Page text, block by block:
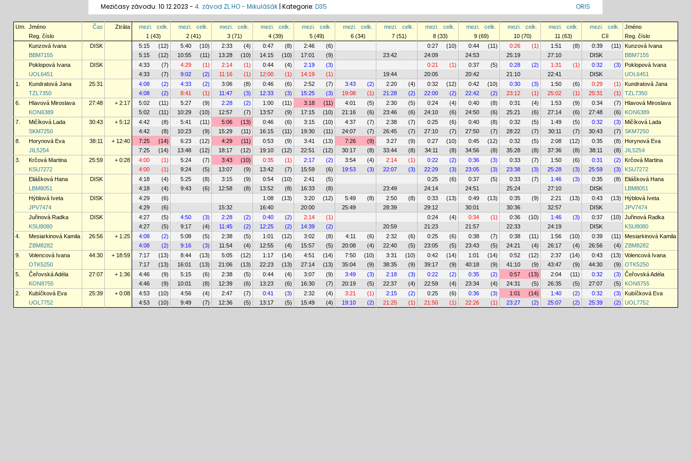
Mezičasy závodu: 10.12.2023 - 4. závod ZL HO - Mikulášák | Kategorie: D35 ORIS
Um. Jméno Čas Ztráta mezi. celk. mezi. celk. mezi. celk. mezi. celk. mezi. celk. mezi. celk. mezi. celk. mezi. celk. mezi. celk. mezi. celk. mezi. celk. mezi. celk.
Jméno
Reg. číslo
1 (43) 2 (41) 3 (71) 4 (39) 5 (49) 6 (34) 7 (51) 8 (33) 9 (69) 10 (70) 11 (63) Cíl
Reg. číslo
Kunzová Ivana
DISK 5:15 (12) 5:40 (10) 2:33 (4) 0:47 (8) 2:46 (6) 0:27 (10) 0:44 (11) 0:26 (1) 1:51 (8) 0:39 (11)
Kunzová Ivana
BBM7155
5:15 (12) 10:55 (11) 13:28 (10) 14:15 (10) 17:01 (9) 23:42 24:09 24:53 25:19 27:10 DISK
BBM7155
Poklopová Ivana
DISK 4:33 (7) 4:29 (1) 2:14 (1) 0:44 (4) 2:19 (3) 0:21 (1) 0:37 (5) 0:28 (2) 1:31 (1) 0:32 (3)
Poklopová Ivana
UOL6451
4:33 (7) 9:02 (2) 11:16 (1) 12:00 (1) 14:19 (1) 19:44 20:05 20:42 21:10 22:41 DISK
UOL6451
1.
Kundratová Jana 25:31 4:08 (2) 4:33 (2) 3:06 (8) 0:46 (6) 2:52 (7) 3:43 (2) 2:20 (4) 0:32 (12) 0:42 (10) 0:30 (3) 1:50 (6) 0:29 (1)
Kundratová Jana
TZL7350
4:08 (2) 8:41 (1) 11:47 (3) 12:33 (3) 15:25 (3) 19:08 (1) 21:28 (2) 22:00 (2) 22:42 (2) 23:12 (1) 25:02 (1) 25:31 (1)
TZL7350
6.
Hlavová Miroslava 27:48 + 2:17 5:02 (11) 5:27 (9) 2:28 (2) 1:00 (11) 3:18 (11) 4:01 (5) 2:30 (5) 0:24 (4) 0:40 (8) 0:31 (4) 1:53 (9) 0:34 (7)
Hlavová Miroslava
KON6389
5:02 (11) 10:29 (10) 12:57 (7) 13:57 (9) 17:15 (10) 21:16 (6) 23:46 (6) 24:10 (6) 24:50 (6) 25:21 (6) 27:14 (6) 27:48 (6)
KON6389
7.
Mičíková Lada 30:43 + 5:12 4:42 (8) 5:41 (11) 5:06 (13) 0:46 (6) 3:15 (10) 4:37 (7) 2:38 (7) 0:25 (6) 0:40 (8) 0:32 (5) 1:49 (5) 0:32 (3)
Mičíková Lada
SKM7250
4:42 (8) 10:23 (9) 15:29 (11) 16:15 (11) 19:30 (11) 24:07 (7) 26:45 (7) 27:10 (7) 27:50 (7) 28:22 (7) 30:11 (7) 30:43 (7)
SKM7250
8.
Horynová Eva 38:11 + 12:40 7:25 (14) 6:23 (12) 4:29 (11) 0:53 (9) 3:41 (13) 7:26 (9) 3:27 (9) 0:27 (10) 0:45 (12) 0:32 (5) 2:08 (12) 0:35 (8)
Horynová Eva
JIL5254
7:25 (14) 13:48 (12) 18:17 (12) 19:10 (12) 22:51 (12) 30:17 (8) 33:44 (8) 34:11 (8) 34:56 (8) 35:28 (8) 37:36 (8) 38:11 (8)
JIL5254
3.
Krčová Martina 25:59 + 0:28 4:00 (1) 5:24 (7) 3:43 (10) 0:35 (1) 2:17 (2) 3:54 (4) 2:14 (1) 0:22 (2) 0:36 (3) 0:33 (7) 1:50 (6) 0:31 (2)
Krčová Martina
KSU7272
4:00 (1) 9:24 (5) 13:07 (9) 13:42 (7) 15:59 (6) 19:53 (3) 22:07 (3) 22:29 (3) 23:05 (3) 23:38 (3) 25:28 (3) 25:59 (3)
KSU7272
Eliášková Hana
DISK 4:18 (4) 5:25 (8) 3:15 (9) 0:54 (10) 2:41 (5) 0:25 (6) 0:37 (5) 0:33 (7) 1:46 (3) 0:35 (8)
Eliášková Hana
LBM8051
4:18 (4) 9:43 (6) 12:58 (8) 13:52 (8) 16:33 (8) 23:49 24:14 24:51 25:24 27:10 DISK
LBM8051
Hýblová Iveta
DISK 4:29 (6) 1:08 (13) 3:20 (12) 5:49 (8) 2:50 (8) 0:33 (13) 0:49 (13) 0:35 (9) 2:21 (13) 0:43 (13)
Hýblová Iveta
JPV7474
4:29 (6) 15:32 16:40 20:00 25:49 28:39 29:12 30:01 30:36 32:57 DISK
JPV7474
Juřinová Radka
DISK 4:27 (5) 4:50 (3) 2:28 (2) 0:40 (2) 2:14 (1) 0:24 (4) 0:34 (1) 0:36 (10) 1:46 (3) 0:37 (10)
Juřinová Radka
KSU8080
4:27 (5) 9:17 (4) 11:45 (2) 12:25 (2) 14:39 (2) 20:59 21:23 21:57 22:33 24:19 DISK
KSU8080
4.
Mesiarkinová Kamila 26:56 + 1:25 4:08 (2) 5:08 (5) 2:38 (5) 1:01 (12) 3:02 (8) 4:11 (6) 2:32 (6) 0:25 (6) 0:38 (7) 0:38 (11) 1:56 (10) 0:39 (11)
Mesiarkinová Kamila
ZBM8282
4:08 (2) 9:16 (3) 11:54 (4) 12:55 (4) 15:57 (5) 20:08 (4) 22:40 (5) 23:05 (5) 23:43 (5) 24:21 (4) 26:17 (4) 26:56 (4)
ZBM8282
9.
Volencová Ivana 44:30 + 18:59 7:17 (13) 8:44 (13) 5:05 (12) 1:17 (14) 4:51 (14) 7:50 (10) 3:31 (10) 0:42 (14) 1:01 (14) 0:52 (12) 2:37 (14) 0:43 (13)
Volencová Ivana
OTK5250
7:17 (13) 16:01 (13) 21:06 (13) 22:23 (13) 27:14 (13) 35:04 (9) 38:35 (9) 39:17 (9) 40:18 (9) 41:10 (9) 43:47 (9) 44:30 (9)
OTK5250
5.
Čeřovská Adéla 27:07 + 1:36 4:46 (9) 5:15 (6) 2:38 (5) 0:44 (4) 3:07 (9) 3:49 (3) 2:18 (3) 0:22 (2) 0:35 (2) 0:57 (13) 2:04 (11) 0:32 (3)
Čeřovská Adéla
KON8755
4:46 (9) 10:01 (8) 12:39 (6) 13:23 (6) 16:30 (7) 20:19 (5) 22:37 (4) 22:59 (4) 23:34 (4) 24:31 (5) 26:35 (5) 27:07 (5)
KON8755
2.
Kubíčková Eva 25:39 + 0:08 4:53 (10) 4:56 (4) 2:47 (7) 0:41 (3) 2:32 (4) 3:21 (1) 2:15 (2) 0:25 (6) 0:36 (3) 1:01 (14) 1:40 (2) 0:32 (3)
Kubíčková Eva
UOL7752
4:53 (10) 9:49 (7) 12:36 (5) 13:17 (5) 15:49 (4) 19:10 (2) 21:25 (1) 21:50 (1) 22:26 (1) 23:27 (2) 25:07 (2) 25:39 (2) UOL7752